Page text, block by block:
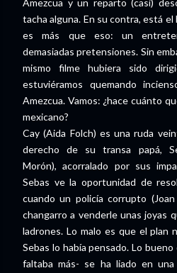
Amezcua y un reparto (casi)
tacha alguna. En su contra, está
es más que eso: un
demasiadas pretensiones. Sin
mismo filme hubiera sido
estuviéramos quemando
Amezcua. Vamos: ¿hace cuánto
mexicano?
Cay (Aida Folch) es una ruda
derecho de su transa papá,
Morón), acorralado por sus
Sebas ve la oportunidad de
cuando un policía corrupto
changarro a venderle unas joyas
ladrones. Lo malo es que el plan
Sebas lo había pensado. Lo
faltaba más- se ha liado en